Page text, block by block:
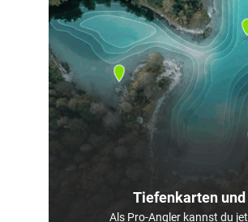
Tiefenkarten
Als Pro-Angler kannst du